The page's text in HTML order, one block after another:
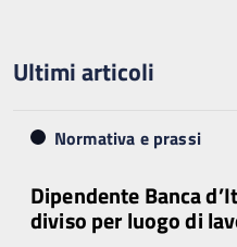
Ultimi articoli
Normativa e prassi
Dipendente Banca
diviso per luogo di